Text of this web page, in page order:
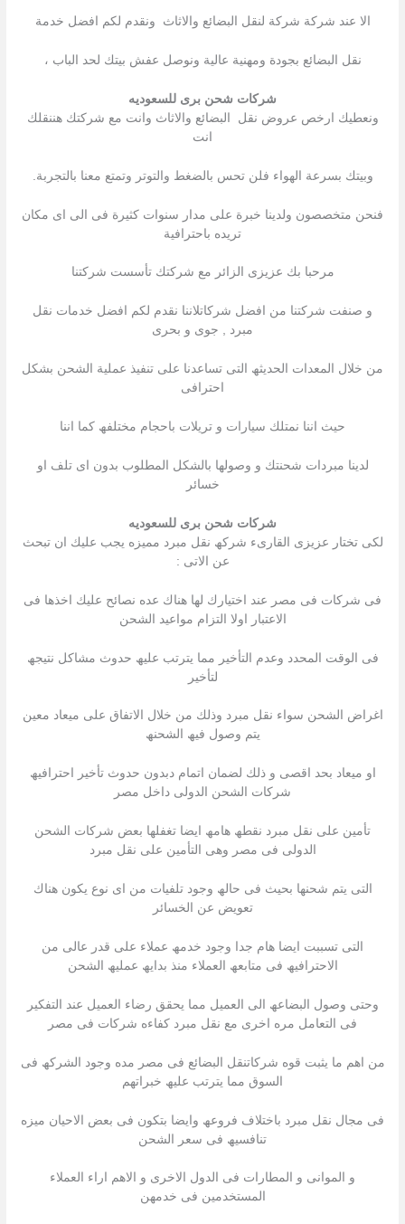
الا عند شركة شركة لنقل البضائع والاثاث ونقدم لكم افضل خدمة
نقل البضائع بجودة ومهنية عالية ونوصل عفش بيتك لحد الباب ،
شركات شحن برى للسعوديه
ونعطيك ارخص عروض نقل البضائع والاثاث وانت مع شركتك هننقلك
انت
وبيتك بسرعة الهواء فلن تحس بالضغط والتوتر وتمتع معنا بالتجربة.
فنحن متخصصون ولدينا خبرة على مدار سنوات كثيرة فى الى اى مكان
تريده باحترافية
مرحبا بك عزیزى الزائر مع شركتك تأسست شركتنا
و صنفت شركتنا من افضل شركاتلاننا نقدم لكم افضل خدمات نقل
مبرد , جوى و بحرى
من خلال المعدات الحدیثھ التى تساعدنا على تنفیذ عملیة الشحن بشكل
احترافى
حیث اننا نمتلك سیارات و تریلات باحجام مختلفھ كما اننا
لدینا مبردات شحنتك و وصولھا بالشكل المطلوب بدون اى تلف او
خسائر
شركات شحن برى للسعوديه
لكى تختار عزیزى القارىء شركھ نقل مبرد ممیزه یجب علیك ان تبحث
عن الاتى :
فى شركات فى مصر عند اختیارك لھا ھناك عده نصائح علیك اخذھا فى
الاعتبار اولا التزام مواعید الشحن
فى الوقت المحدد وعدم التأخیر مما یترتب علیھ حدوث مشاكل نتیجھ
لتأخیر
اغراض الشحن سواء نقل مبرد وذلك من خلال الاتفاق على میعاد معین
یتم وصول فیھ الشحنھ
او میعاد بحد اقصى و ذلك لضمان اتمام دبدون حدوث تأخیر احترافیھ
شركات الشحن الدولى داخل مصر
تأمین على نقل مبرد نقطھ ھامھ ایضا تغفلھا بعض شركات الشحن
الدولى فى مصر وھى التأمین على نقل مبرد
التى یتم شحنھا بحیث فى حالھ وجود تلفیات من اى نوع یكون ھناك
تعویض عن الخسائر
التى تسببت ایضا ھام جدا وجود خدمھ عملاء على قدر عالى من
الاحترافیھ فى متابعھ العملاء منذ بدایھ عملیھ الشحن
وحتى وصول البضاعھ الى العمیل مما یحقق رضاء العمیل عند التفكیر
فى التعامل مره اخرى مع نقل مبرد كفاءه شركات فى مصر
من اھم ما یثبت قوه شركاتنقل البضائع فى مصر مده وجود الشركھ فى
السوق مما یترتب علیھ خبراتھم
فى مجال نقل مبرد باختلاف فروعھ وایضا بتكون فى بعض الاحیان میزه
تنافسیھ فى سعر الشحن
و الموانى و المطارات فى الدول الاخرى و الاھم اراء العملاء
المستخدمین فى خدمھن